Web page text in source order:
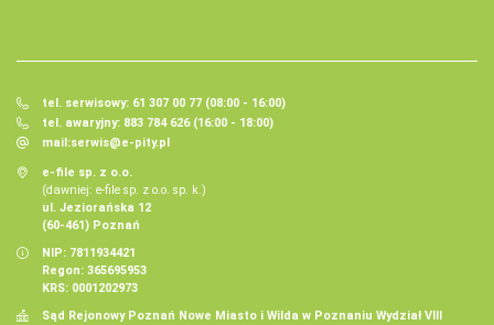
tel. serwisowy: 61 307 00 77 (08:00 - 16:00)
tel. awaryjny: 883 784 626 (16:00 - 18:00)
mail:serwis@e-pity.pl
e-file sp. z o.o.
(dawniej: e-file sp. z o.o. sp. k.)
ul. Jeziorańska 12
(60-461) Poznań
NIP: 7811934421
Regon: 365695953
KRS: 0001202973
Sąd Rejonowy Poznań Nowe Miasto i Wilda w Poznaniu Wydział VIII